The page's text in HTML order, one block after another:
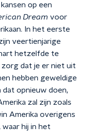
op een
Dream voor
In het eerste
veertienjarige
hetzelfde te
zorg dat je er niet uit
hebben geweldige
dat opnieuw doen,
zal zijn zoals
Amerika overigens
hij in het